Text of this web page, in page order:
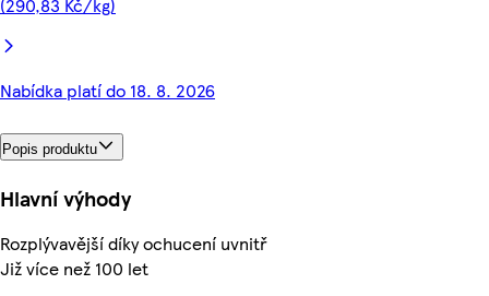
Nabídka platí do 18. 8. 2026
Popis produktu
Hlavní výhody
Rozplývavější díky ochucení uvnitř
Již více než 100 let